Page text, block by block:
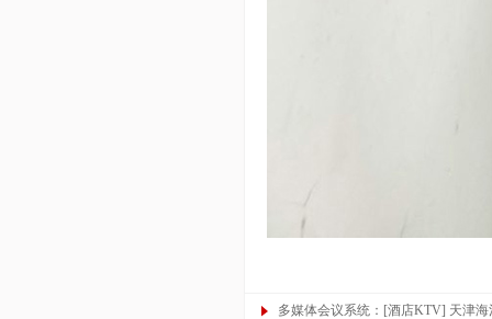
多媒体会议系统：[酒店KTV] 天津